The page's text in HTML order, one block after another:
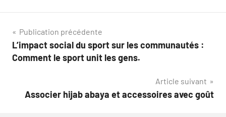
Navigation
de
Publication précédente
L’impact social du sport sur les communautés :
Comment le sport unit les gens.
Article suivant
Associer hijab abaya et accessoires avec goût